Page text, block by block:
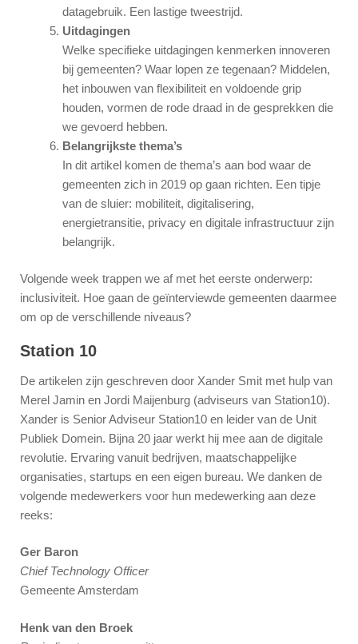
datagebruik. Een lastige tweestrijd.
Uitdagingen
Welke specifieke uitdagingen kenmerken innoveren
bij gemeenten? Waar lopen ze tegenaan? Middelen,
het inbouwen van flexibiliteit en voldoende grip
houden, vormen de rode draad in de gesprekken die
we gevoerd hebben.
Belangrijkste thema’s
In dit artikel komen de thema’s aan bod waar de
gemeenten zich in 2019 op gaan richten. Een tipje
van de sluier: mobiliteit, digitalisering,
energietransitie, privacy en digitale infrastructuur zijn
belangrijk.
Volgende week trappen we af met het eerste onderwerp:
inclusiviteit. Hoe gaan de geïnterviewde gemeenten daarmee
om op de verschillende niveaus?
Station 10
De artikelen zijn geschreven door Xander Smit met hulp van
Merel Jamin en Jordi Maijenburg (adviseurs van Station10).
Xander is Senior Adviseur Station10 en leider van de Unit
Publiek Domein. Bijna 20 jaar werkt hij mee aan de digitale
revolutie. Ervaring vanuit bedrijven, maatschappelijke
organisaties, startups en een eigen bureau. We danken de
volgende medewerkers voor hun medewerking aan deze
reeks:
Ger Baron
Chief Technology Officer
Gemeente Amsterdam
Henk van den Broek